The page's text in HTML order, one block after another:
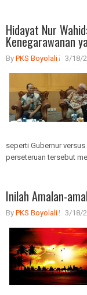
Hidayat Nur
Kenegarawanan
By PKS Boyolali
3/18/
seperti Gubernur
perseteruan tersebut
Inilah Amalan-
By PKS Boyolali
3/18/